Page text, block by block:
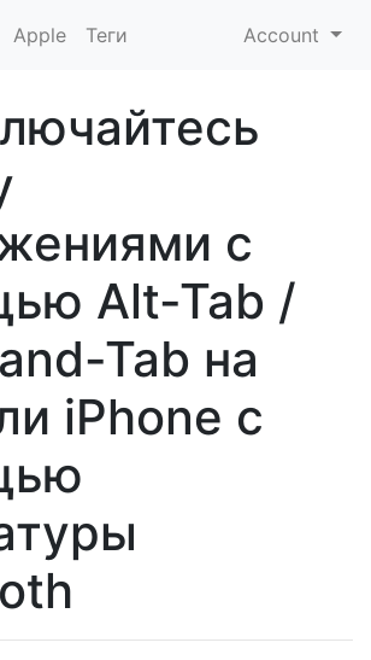
Apple Теги Account
с
Alt-Tab /
Tab на
iPhone с